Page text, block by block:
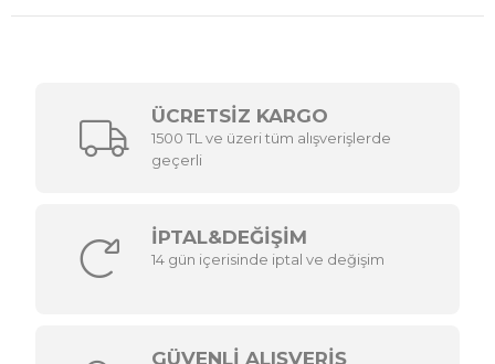
ÜCRETSİZ KARGO
1500 TL ve üzeri tüm alışverişlerde
geçerli
İPTAL&DEĞİŞİM
14 gün içerisinde iptal ve değişim
GÜVENLİ ALIŞVERİŞ